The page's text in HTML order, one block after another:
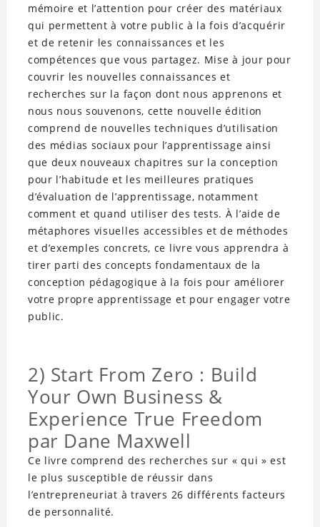
mémoire et l’attention pour créer des matériaux
qui permettent à votre public à la fois d’acquérir
et de retenir les connaissances et les
compétences que vous partagez. Mise à jour pour
couvrir les nouvelles connaissances et
recherches sur la façon dont nous apprenons et
nous nous souvenons, cette nouvelle édition
comprend de nouvelles techniques d’utilisation
des médias sociaux pour l’apprentissage ainsi
que deux nouveaux chapitres sur la conception
pour l’habitude et les meilleures pratiques
d’évaluation de l’apprentissage, notamment
comment et quand utiliser des tests. À l’aide de
métaphores visuelles accessibles et de méthodes
et d’exemples concrets, ce livre vous apprendra à
tirer parti des concepts fondamentaux de la
conception pédagogique à la fois pour améliorer
votre propre apprentissage et pour engager votre
public.
2) Start From Zero : Build
Your Own Business &
Experience True Freedom
par Dane Maxwell
Ce livre comprend des recherches sur « qui » est
le plus susceptible de réussir dans
l’entrepreneuriat à travers 26 différents facteurs
de personnalité.